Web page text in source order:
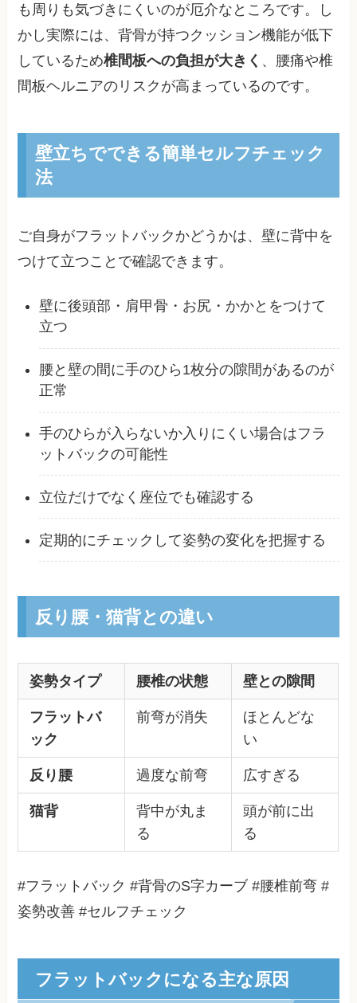
も周りも気づきにくいのが厄介なところです。し
かし実際には、背骨が持つクッション機能が低下
しているため椎間板への負担が大きく 、腰痛や椎
間板ヘルニアのリスクが高まっているのです。
壁立ちでできる簡単セルフチェック
法
ご自身がフラットバックかどうかは、壁に背中を
つけて立つことで確認できます。
壁に後頭部・肩甲骨・お尻・かかとをつけて
立つ
腰と壁の間に手のひら1枚分の隙間があるのが
正常
手のひらが入らないか入りにくい場合はフラ
ットバックの可能性
立位だけでなく座位でも確認する
定期的にチェックして姿勢の変化を把握する
反り腰・猫背との違い
姿勢タイプ 腰椎の状態 壁との隙間
フラットバ
ック
前弯が消失
ほとんどな
い
反り腰 過度な前弯 広すぎる
猫背
背中が丸ま
る
頭が前に出
る
#フラットバック #背骨のS字カーブ #腰椎前弯 #
姿勢改善 #セルフチェック
フラットバックになる主な原因